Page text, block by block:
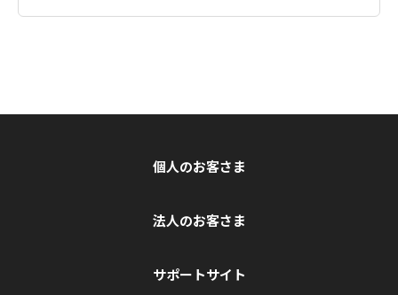
個人のお客さま
法人のお客さま
サポートサイト